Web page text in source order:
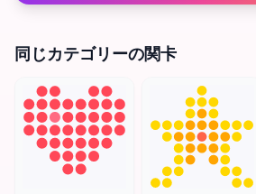
同じカテゴリーの関卡